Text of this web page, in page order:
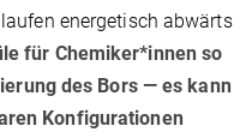
energetisch abwärts
für Chemiker*innen so
des Bors — es kann
Konfigurationen